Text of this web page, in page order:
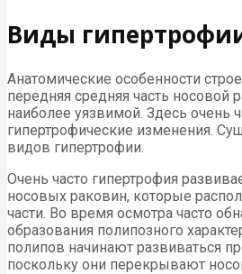
Виды
Анатомические особенности
передняя средняя часть носовой
наиболее уязвимой. Здесь очень
гипертрофические изменения.
видов гипертрофии.
Очень часто гипертрофия
носовых раковин, которые
части. Во время осмотра часто
образования полипозного
полипов начинают развиваться
поскольку они перекрывают